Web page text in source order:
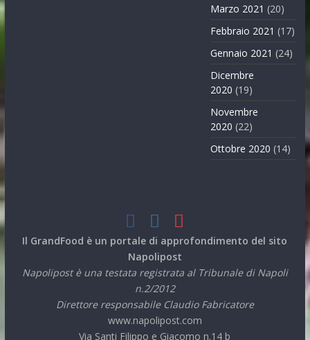
Marzo 2021 (20)
Febbraio 2021 (17)
Gennaio 2021 (24)
Dicembre
2020 (19)
Novembre
2020 (22)
Ottobre 2020 (14)
Il GrandFood è un portale di approfondimento del sito
Napolipost
Napolipost è una testata registrata al Tribunale di Napoli
n.2/2012
Direttore responsabile Claudio Fabricatore
www.napolipost.com
Via Santi Filippo e Giacomo n.14 b